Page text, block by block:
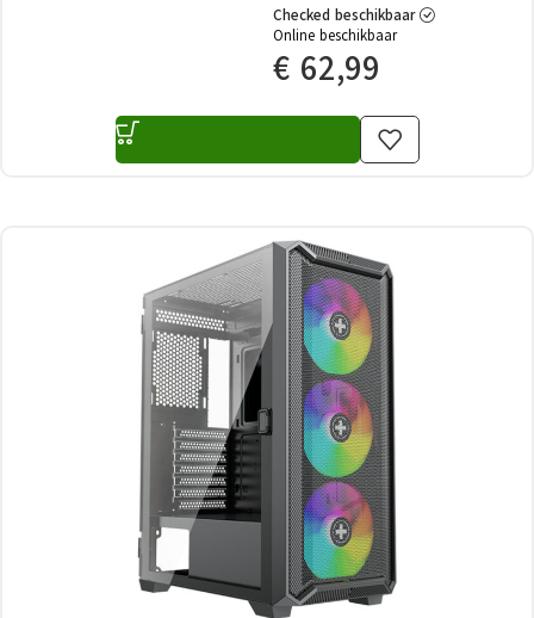
Checked beschikbaar
Online beschikbaar
€ 62,99